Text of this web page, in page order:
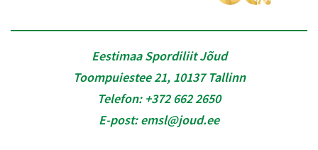
Eestimaa Spordiliit Jõud
Toompuiestee 21, 10137 Tallinn
Telefon: +372 662 2650
E-post:emsl@joud.ee